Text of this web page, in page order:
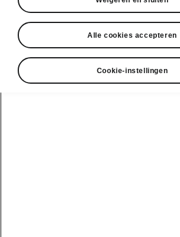
Alle cookies accepteren
Cookie-instellingen